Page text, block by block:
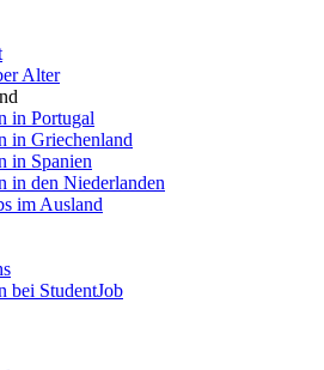
Alter
in Portugal
in Griechenland
in Spanien
in den Niederlanden
im Ausland
bei StudentJob